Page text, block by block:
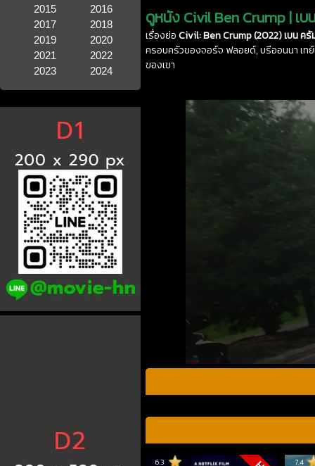
2015
2016
2017
2018
2019
2020
2021
2022
2023
2024
ดูหนัง Civil Ben Crump | เ
เรื่องย่อCivil: Ben Crump (2022) เบน ค
ครอบครัวของจอร์จ ฟลอยด์, บรีออนนา เท
ของเขา
6.3 7.4